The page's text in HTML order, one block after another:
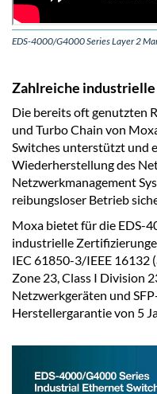
EDS-4000/G4000 Series Layer 2
Zahlreiche
Die bereits oft genutzten
und Turbo Chain von
Switches unterstützt und
Wiederherstellung des
Netzwerkmanagement
reibungsloser Betrieb
Moxa bietet für die EDS-
industrielle
IEC 61850-3/IEEE 16132
Zone 23, Class I Division
Netzwerkgeräten und
Herstellergarantie von 5